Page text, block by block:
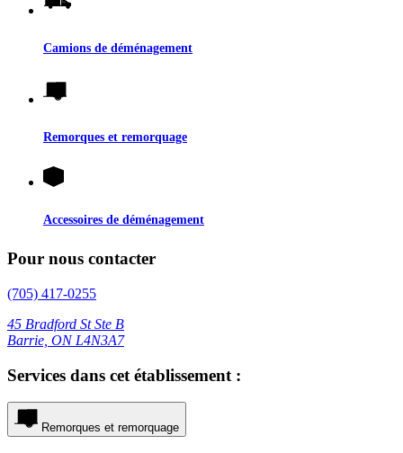
Camions de déménagement
Remorques et remorquage
Accessoires de déménagement
Pour nous contacter
(705) 417-0255
45 Bradford St Ste B
Barrie, ON L4N3A7
Services dans cet établissement :
Remorques et remorquage